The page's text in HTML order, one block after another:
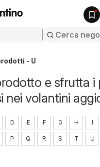
- U
e sfrutta i
nei volantini
D E F G H I
P Q R S T U